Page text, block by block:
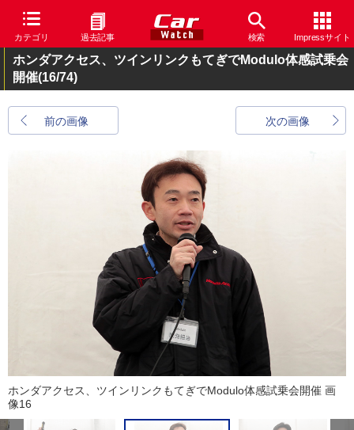
カテゴリ 過去記事 検索 Impressサイト
ホンダアクセス、ツインリンクもてぎでModulo体感試乗会
開催(16/74)
前の画像 次の画像
ホンダアクセス、ツインリンクもてぎでModulo体感試乗会開催 画
像16